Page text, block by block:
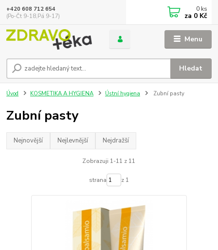
Menu
Hledat
+420 608 712 654
(Po-Čt 9-18,Pá 9-17)
0 ks
za 0 Kč
Úvod KOSMETIKA A HYGIENA Ústní hygiena Zubní pasty
Zubní pasty
Nejnovější Nejlevnější Nejdražší
Zobrazuji 1-11 z 11
strana z 1